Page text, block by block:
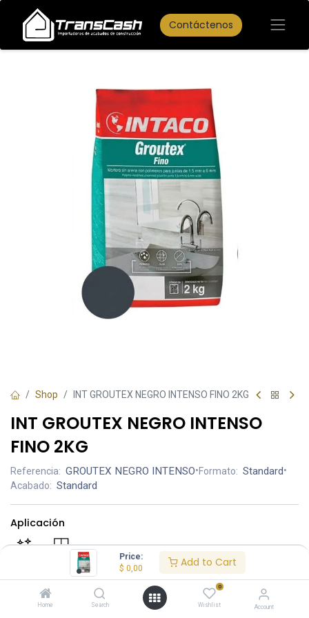
Price:
$ 0,00 Add to Cart
Home Search
0
Wishlist Account
Contáctenos
Shop INT GROUTEX NEGRO INTENSO FINO 2KG
INT GROUTEX NEGRO INTENSO
FINO 2KG
Referencia: GROUTEX NEGRO INTENSO•Formato: Standard•
Acabado: Standard
Aplicación
$ 4.60